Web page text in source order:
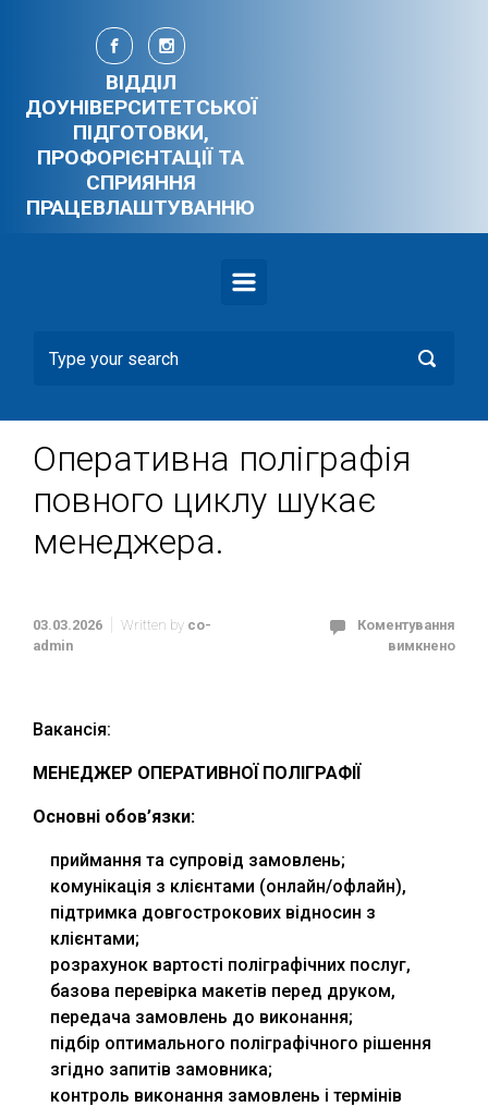
Skip to main content
ВІДДІЛ
ДОУНІВЕРСИТЕТСЬКОЇ
ПІДГОТОВКИ,
ПРОФОРІЄНТАЦІЇ ТА
СПРИЯННЯ
ПРАЦЕВЛАШТУВАННЮ
Оперативна поліграфія
повного циклу шукає
менеджера.
03.03.2026 Written by co-
admin
Коментування
вимкнено
Вакансія:
МЕНЕДЖЕР ОПЕРАТИВНОЇ ПОЛІГРАФІЇ
Основні обов’язки:
приймання та супровід замовлень;
комунікація з клієнтами (онлайн/офлайн),
підтримка довгострокових відносин з
клієнтами;
розрахунок вартості поліграфічних послуг,
базова перевірка макетів перед друком,
передача замовлень до виконання;
підбір оптимального поліграфічного рішення
згідно запитів замовника;
контроль виконання замовлень і термінів